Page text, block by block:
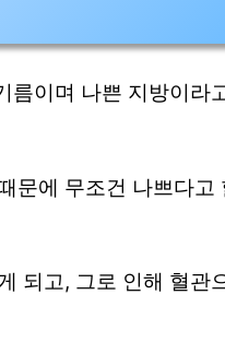
름이며 나쁜 지방이라
문에 무조건 나쁘다고
되고, 그로 인해 혈관